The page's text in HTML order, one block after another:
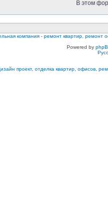
В этом
компания - ремонт квартир, ремонт
Powered by